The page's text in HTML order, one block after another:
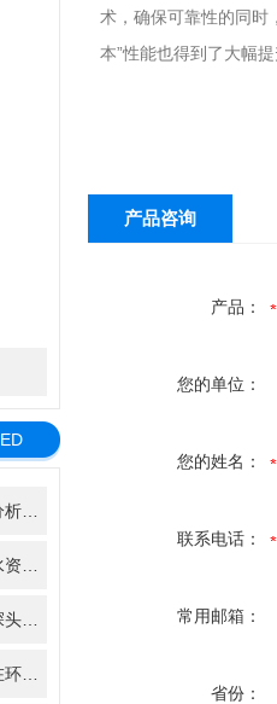
术，确保可靠性的同时
本”性能也得到了大幅提
产品咨询
产品：
您的单位：
您的姓名：
联系电话：
常用邮箱：
省份：